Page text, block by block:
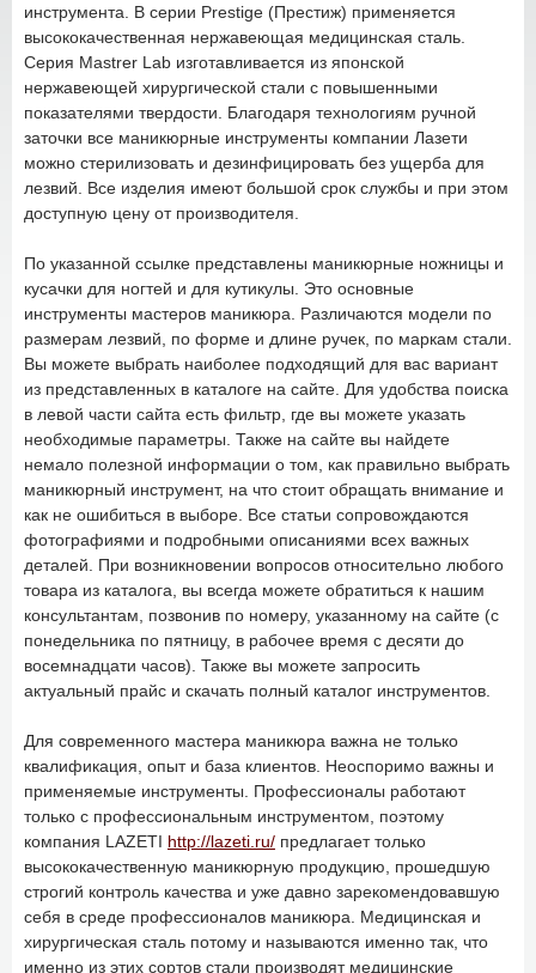
инструмента. В серии Prestige (Престиж) применяется
высококачественная нержавеющая медицинская сталь.
Серия Mastrer Lab изготавливается из японской
нержавеющей хирургической стали с повышенными
показателями твердости. Благодаря технологиям ручной
заточки все маникюрные инструменты компании Лазети
можно стерилизовать и дезинфицировать без ущерба для
лезвий. Все изделия имеют большой срок службы и при этом
доступную цену от производителя.
По указанной ссылке представлены маникюрные ножницы и
кусачки для ногтей и для кутикулы. Это основные
инструменты мастеров маникюра. Различаются модели по
размерам лезвий, по форме и длине ручек, по маркам стали.
Вы можете выбрать наиболее подходящий для вас вариант
из представленных в каталоге на сайте. Для удобства поиска
в левой части сайта есть фильтр, где вы можете указать
необходимые параметры. Также на сайте вы найдете
немало полезной информации о том, как правильно выбрать
маникюрный инструмент, на что стоит обращать внимание и
как не ошибиться в выборе. Все статьи сопровождаются
фотографиями и подробными описаниями всех важных
деталей. При возникновении вопросов относительно любого
товара из каталога, вы всегда можете обратиться к нашим
консультантам, позвонив по номеру, указанному на сайте (с
понедельника по пятницу, в рабочее время с десяти до
восемнадцати часов). Также вы можете запросить
актуальный прайс и скачать полный каталог инструментов.
Для современного мастера маникюра важна не только
квалификация, опыт и база клиентов. Неоспоримо важны и
применяемые инструменты. Профессионалы работают
только с профессиональным инструментом, поэтому
компания LAZETI http://lazeti.ru/ предлагает только
высококачественную маникюрную продукцию, прошедшую
строгий контроль качества и уже давно зарекомендовавшую
себя в среде профессионалов маникюра. Медицинская и
хирургическая сталь потому и называются именно так, что
именно из этих сортов стали производят медицинские